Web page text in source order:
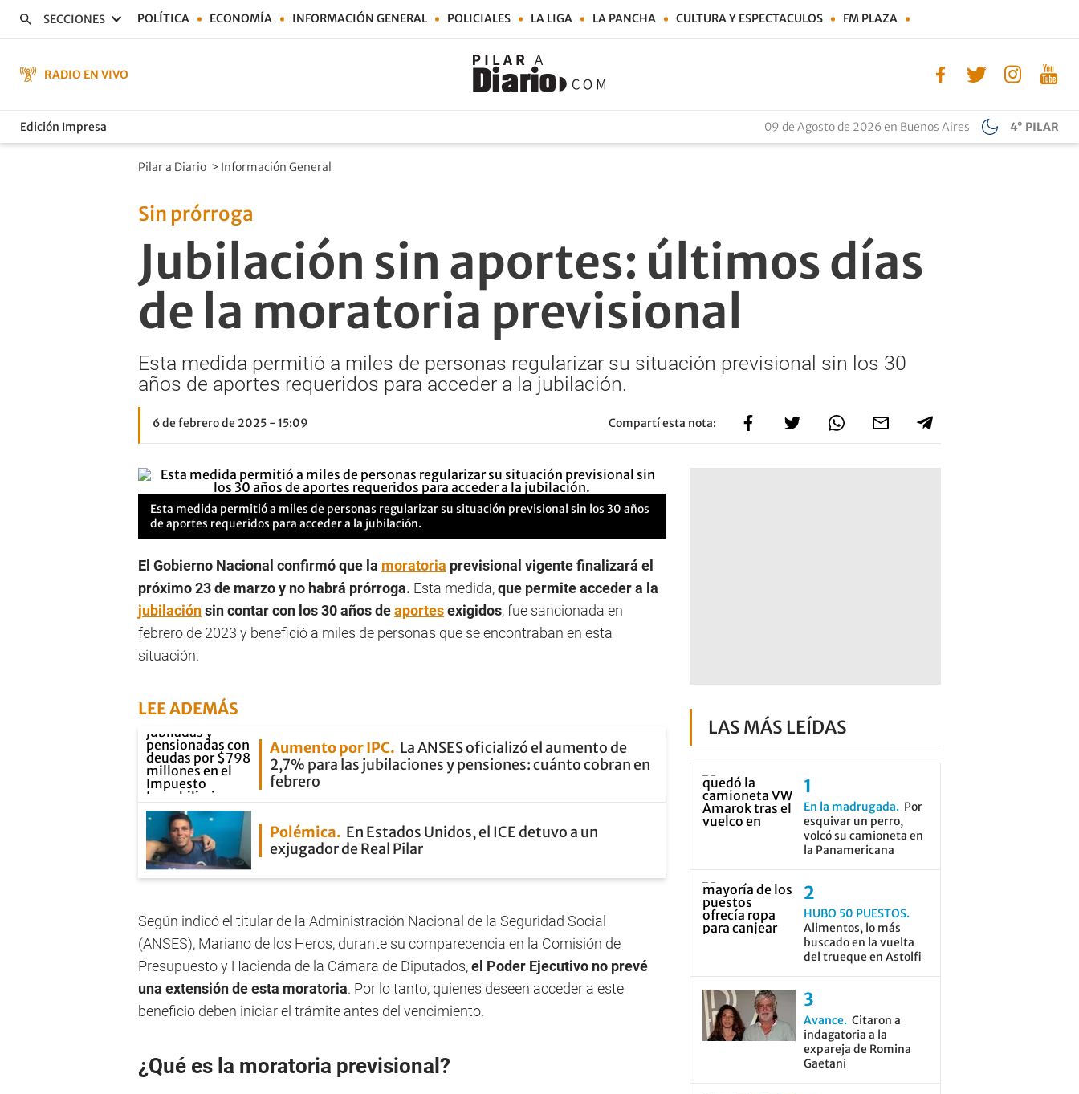
SECCIONES POLÍTICA ECONOMÍA INFORMACIÓN GENERAL POLICIALES LA LIGA LA PANCHA CULTURA Y ESPECTACULOS FM PLAZA
RADIO EN VIVO
Edición Impresa 09 de Agosto de 2026 en Buenos Aires 4° PILAR
Pilar a Diario > Información General
Sin prórroga
Jubilación sin aportes: últimos días
de la moratoria previsional
Esta medida permitió a miles de personas regularizar su situación previsional sin los 30
años de aportes requeridos para acceder a la jubilación.
6 de febrero de 2025 - 15:09 Compartí esta nota:
Esta medida permitió a miles de personas regularizar su situación previsional sin los 30 años
de aportes requeridos para acceder a la jubilación.
El Gobierno Nacional confirmó que la moratoria previsional vigente finalizará el
próximo 23 de marzo y no habrá prórroga. Esta medida,que permite acceder a la
jubilaciónsin contar con los 30 años deaportesexigidos, fue sancionada en
febrero de 2023 y benefició a miles de personas que se encontraban en esta
situación.
LEE ADEMÁS
Aumento por IPC
La ANSES oficializó el aumento de
2,7% para las jubilaciones y pensiones: cuánto cobran en
febrero
Polémica
En Estados Unidos, el ICE detuvo a un
exjugador de Real Pilar
Según indicó el titular de la Administración Nacional de la Seguridad Social
(ANSES), Mariano de los Heros, durante su comparecencia en la Comisión de
Presupuesto y Hacienda de la Cámara de Diputados,el Poder Ejecutivo no prevé
una extensión de esta moratoria. Por lo tanto, quienes deseen acceder a este
beneficio deben iniciar el trámite antes del vencimiento.
¿Qué es la moratoria previsional?
LAS MÁS LEÍDAS
En la madrugada
Por
esquivar un perro,
volcó su camioneta en
la Panamericana
HUBO 50 PUESTOS
Alimentos, lo más
buscado en la vuelta
del trueque en Astolfi
Avance Citaron a
indagatoria a la
expareja de Romina
Gaetani